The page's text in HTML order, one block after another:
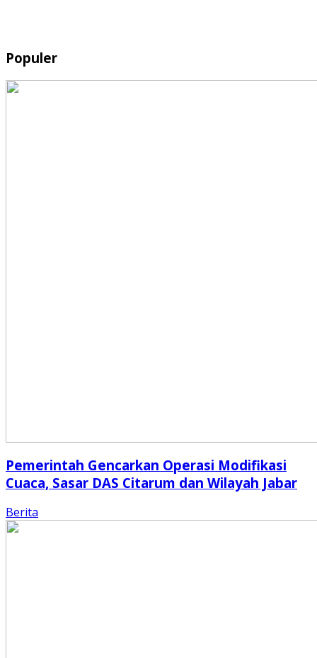
Populer
Pemerintah Gencarkan Operasi Modifikasi
Cuaca, Sasar DAS Citarum dan Wilayah Jabar
Berita